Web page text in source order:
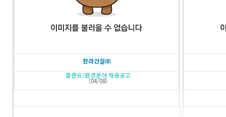
한라건설㈜
플랜트/환경분야 채용공고
(04/08)